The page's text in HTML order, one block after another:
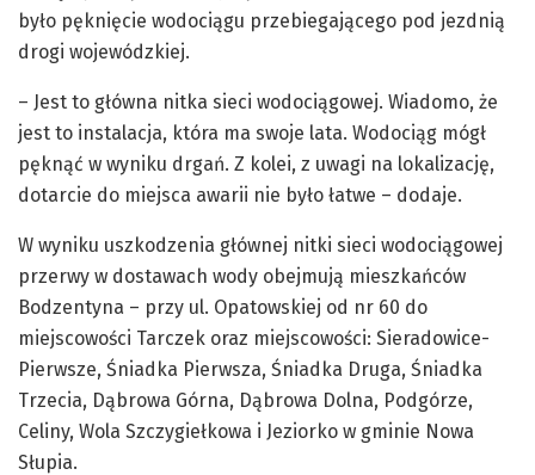
było pęknięcie wodociągu przebiegającego pod jezdnią
drogi wojewódzkiej.
– Jest to główna nitka sieci wodociągowej. Wiadomo, że
jest to instalacja, która ma swoje lata. Wodociąg mógł
pęknąć w wyniku drgań. Z kolei, z uwagi na lokalizację,
dotarcie do miejsca awarii nie było łatwe – dodaje.
W wyniku uszkodzenia głównej nitki sieci wodociągowej
przerwy w dostawach wody obejmują mieszkańców
Bodzentyna – przy ul. Opatowskiej od nr 60 do
miejscowości Tarczek oraz miejscowości: Sieradowice-
Pierwsze, Śniadka Pierwsza, Śniadka Druga, Śniadka
Trzecia, Dąbrowa Górna, Dąbrowa Dolna, Podgórze,
Celiny, Wola Szczygiełkowa i Jeziorko w gminie Nowa
Słupia.